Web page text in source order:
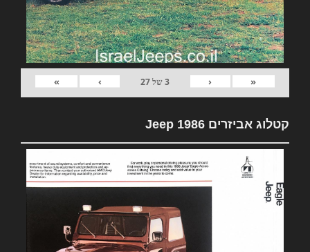
«
‹
3של27
›
»
קטלוג אביזרים Jeep 1986